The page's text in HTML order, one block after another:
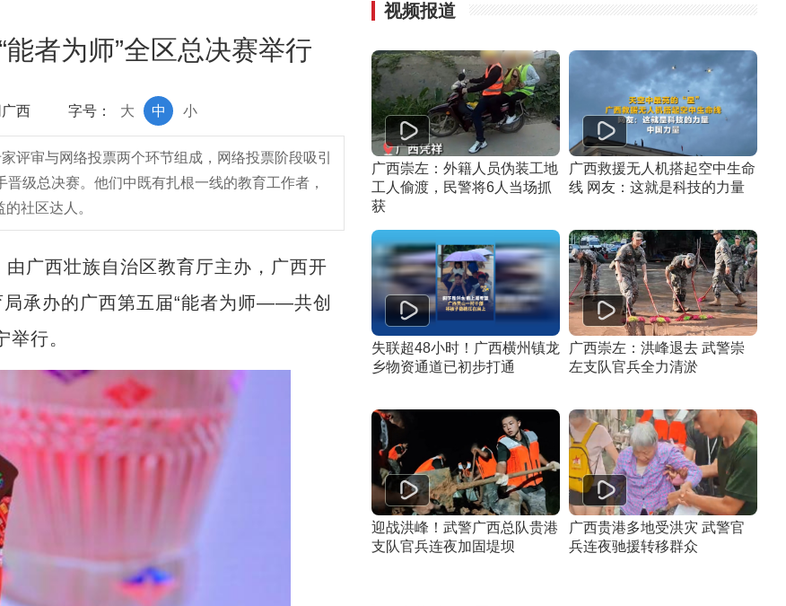
者为师”全区总决赛举行
西 字号： 小
中
大
评审与网络投票两个环节组成，网络投票阶段吸引
级总决赛。他们中既有扎根一线的教育工作者，
社区达人。
广西壮族自治区教育厅主办，广西开
承办的广西第五届“能者为师——共创
行。
视频报道
广西崇左：外籍人员伪装工地
工人偷渡，民警将6人当场抓
获
广西救援无人机搭起空中生命
线 网友：这就是科技的力量
失联超48小时！广西横州镇龙
乡物资通道已初步打通
广西崇左：洪峰退去 武警崇
左支队官兵全力清淤
迎战洪峰！武警广西总队贵港
支队官兵连夜加固堤坝
广西贵港多地受洪灾 武警官
兵连夜驰援转移群众